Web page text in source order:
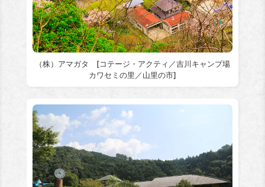
（株）アマガタ [コテージ・アクティ／吉川キャンプ場
カワセミの里／山里の市]